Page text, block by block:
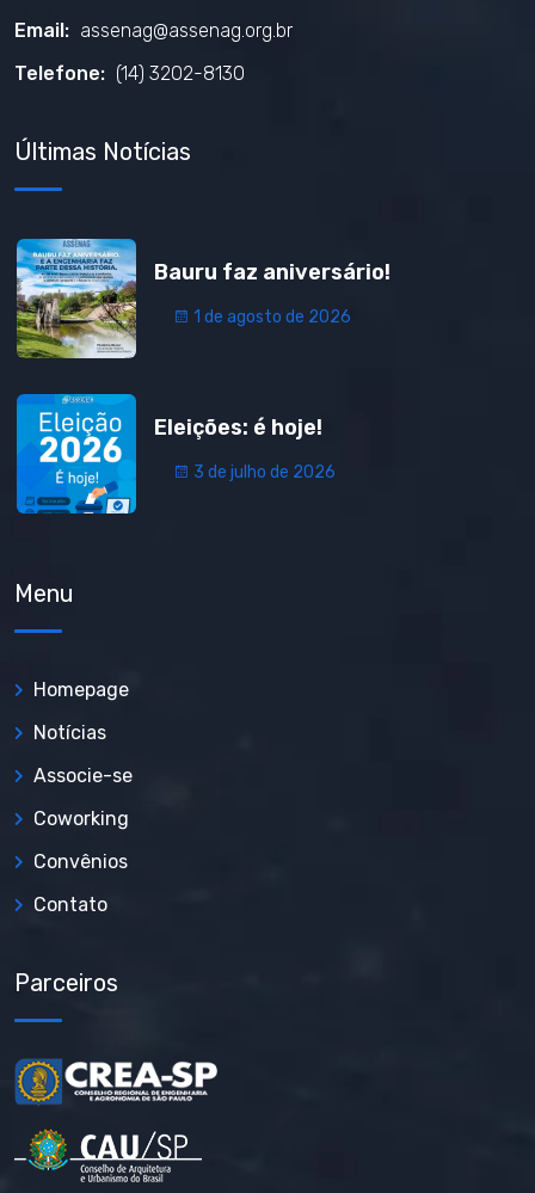
Email: assenag@assenag.org.br
Telefone: (14) 3202-8130
Últimas Notícias
Bauru faz aniversário!
1 de agosto de 2026
Eleições: é hoje!
3 de julho de 2026
Menu
Homepage
Notícias
Associe-se
Coworking
Convênios
Contato
Parceiros